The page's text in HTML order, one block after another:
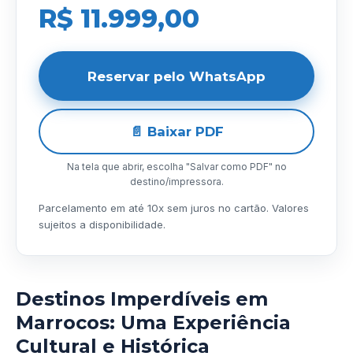
R$ 11.999,00
Reservar pelo WhatsApp
📄 Baixar PDF
Na tela que abrir, escolha "Salvar como PDF" no
destino/impressora.
Parcelamento em até 10x sem juros no cartão. Valores
sujeitos a disponibilidade.
Destinos Imperdíveis em
Marrocos: Uma Experiência
Cultural e Histórica